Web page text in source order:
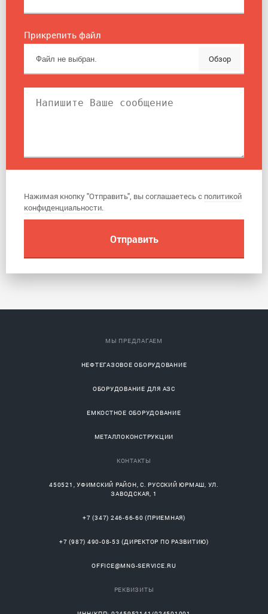
Прикрепить файл
Обзор
Нажимая кнопку "Отправить", вы соглашаетесь с политикой
конфиденциальности.
МЫ ПРЕДЛАГАЕМ
НЕФТЕГАЗОВОЕ ОБОРУДОВАНИЕ
ОБОРУДОВАНИЕ ДЛЯ АЗС
ЕМКОСТНОЕ ОБОРУДОВАНИЕ
МЕТАЛЛОКОНСТРУКЦИИ
КОНТАКТЫ
450521 ,УФИМСКИЙ РАЙОН, С.РУССКИЙ ЮРМАШ, УЛ.
ЗАВОДСКАЯ, 1
+7 (347) 246-66-60 (ПРИЕМНАЯ)
+7 (987) 490-08-53 (ДИРЕКТОР ПО РАЗВИТИЮ)
OFFICE@MNG-SERVICE.RU
РЕКВИЗИТЫ